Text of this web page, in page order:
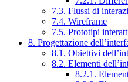
7.3. Flussi di
7.4. Wireframe
7.5. Prototipi
8. Progettazione
8.1. Obiettivi
8.2. Elementi
8.2.1.